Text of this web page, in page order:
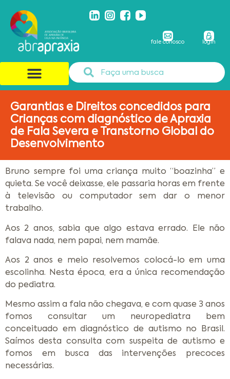
fale conosco login
Garantias e Direitos concedidos para
Crianças com diagnóstico de Apraxia
de Fala Severa e Transtorno Global do
Desenvolvimento
Bruno sempre foi uma criança muito “boazinha” e
quieta. Se você deixasse, ele passaria horas em frente
à televisão ou computador sem dar o menor
trabalho.
Aos 2 anos, sabia que algo estava errado. Ele não
falava nada, nem papai, nem mamãe.
Aos 2 anos e meio resolvemos colocá-lo em uma
escolinha. Nesta época, era a única recomendação
do pediatra.
Mesmo assim a fala não chegava, e com quase 3 anos
fomos consultar um neuropediatra bem
conceituado em diagnóstico de autismo no Brasil.
Saímos desta consulta com suspeita de autismo e
fomos em busca das intervenções precoces
necessárias.